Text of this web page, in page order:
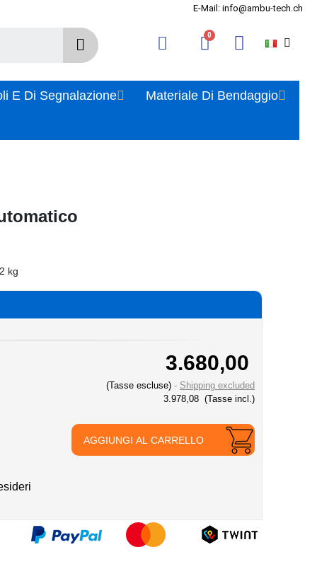
E-Mail: info@ambu-tech.ch
E Di Segnalazione Materiale Di Bendaggio
kg
3.680,00
(Tasse escluse)
Shipping excluded
3.978,08 (Tasse incl.)
AGGIUNGI AL CARRELLO